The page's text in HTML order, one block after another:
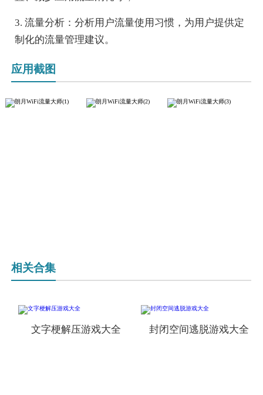
3. 流量分析：分析用户流量使用习惯，为用户提供定
制化的流量管理建议。
应用截图
相关合集
文字梗解压游戏大全 封闭空间逃脱游戏大全